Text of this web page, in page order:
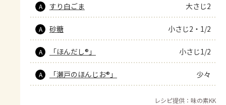
A すり白ごま 大さじ2
A 砂糖 小さじ2・1/2
A 「ほんだし®」 小さじ1/2
A 「瀬戸のほんじお®」 少々
レシピ提供：味の素KK